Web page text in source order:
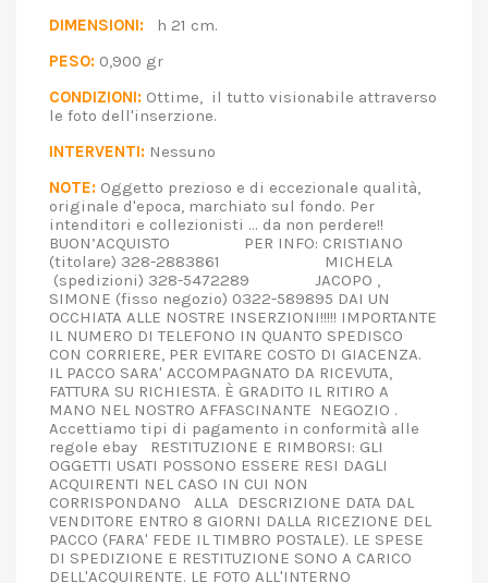
DIMENSIONI: h 21 cm.
PESO: 0,900 gr
CONDIZIONI: Ottime, il tutto visionabile attraverso
le foto dell'inserzione.
INTERVENTI: Nessuno
NOTE: Oggetto prezioso e di eccezionale qualità,
originale d'epoca, marchiato sul fondo. Per
intenditori e collezionisti ... da non perdere!!
BUON’ACQUISTO PER INFO: CRISTIANO
(titolare) 328-2883861 MICHELA
(spedizioni) 328-5472289 JACOPO ,
SIMONE (fisso negozio) 0322-589895 DAI UN
OCCHIATA ALLE NOSTRE INSERZIONI!!!!! IMPORTANTE
IL NUMERO DI TELEFONO IN QUANTO SPEDISCO
CON CORRIERE, PER EVITARE COSTO DI GIACENZA.
IL PACCO SARA' ACCOMPAGNATO DA RICEVUTA,
FATTURA SU RICHIESTA. È GRADITO IL RITIRO A
MANO NEL NOSTRO AFFASCINANTE NEGOZIO .
Accettiamo tipi di pagamento in conformità alle
regole ebay RESTITUZIONE E RIMBORSI: GLI
OGGETTI USATI POSSONO ESSERE RESI DAGLI
ACQUIRENTI NEL CASO IN CUI NON
CORRISPONDANO ALLA DESCRIZIONE DATA DAL
VENDITORE ENTRO 8 GIORNI DALLA RICEZIONE DEL
PACCO (FARA' FEDE IL TIMBRO POSTALE). LE SPESE
DI SPEDIZIONE E RESTITUZIONE SONO A CARICO
DELL'ACQUIRENTE. LE FOTO ALL'INTERNO